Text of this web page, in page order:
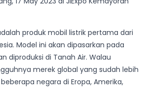
produk mobil listrik pertama dari
Model ini akan dipasarkan pada
diproduksi di Tanah Air. Walau
merek global yang sudah lebih
negara di Eropa, Amerika,